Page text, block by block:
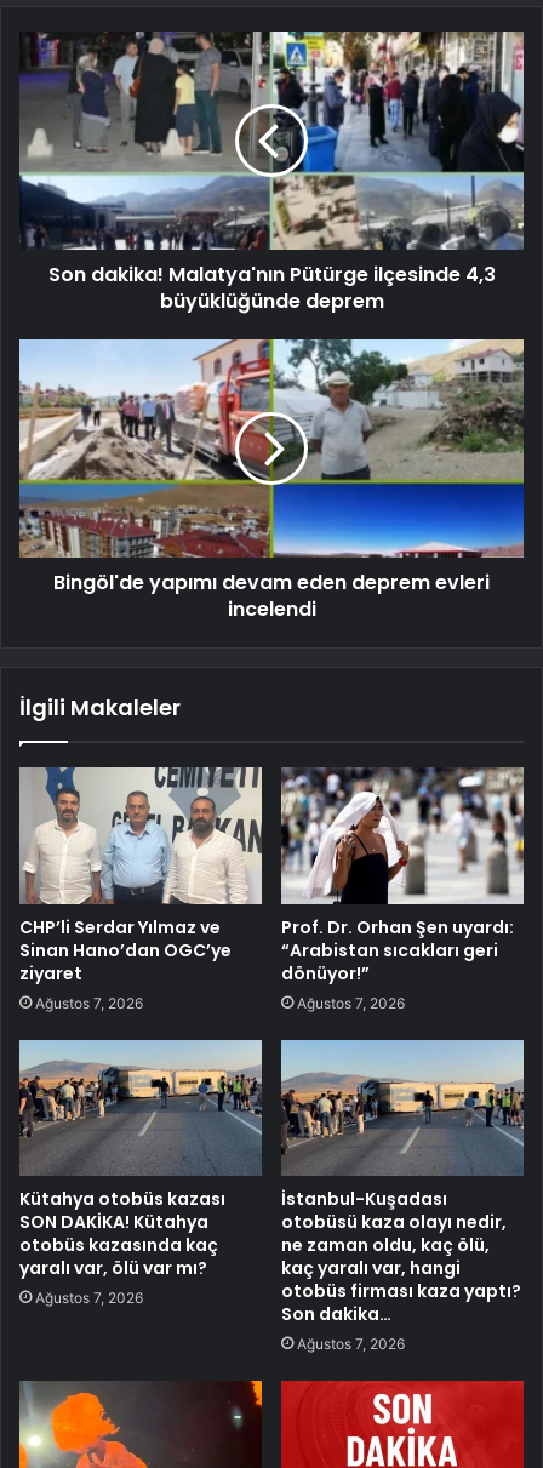
Son dakika! Malatya'nın Pütürge ilçesinde 4,3
büyüklüğünde deprem
Bingöl'de yapımı devam eden deprem evleri
incelendi
İlgili Makaleler
CHP’li Serdar Yılmaz ve
Sinan Hano’dan OGC’ye
ziyaret
Ağustos 7, 2026
Prof. Dr. Orhan Şen uyardı:
“Arabistan sıcakları geri
dönüyor!”
Ağustos 7, 2026
Kütahya otobüs kazası
SON DAKİKA! Kütahya
otobüs kazasında kaç
yaralı var, ölü var mı?
Ağustos 7, 2026
İstanbul-Kuşadası
otobüsü kaza olayı nedir,
ne zaman oldu, kaç ölü,
kaç yaralı var, hangi
otobüs firması kaza yaptı?
Son dakika…
Ağustos 7, 2026